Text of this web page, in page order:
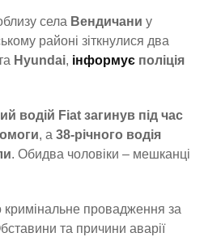
села Вендичани у
районі зіткнулися два
Hyundai, інформує поліція
водій Fiat загинув під час
, а 38-річного водія
. Обидва чоловіки – мешканці
провадження за
та причини аварії